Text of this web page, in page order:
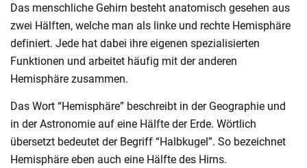
Das menschliche Gehirn besteht anatomisch gesehen aus
zwei Hälften, welche man als linke und rechte Hemisphäre
definiert. Jede hat dabei ihre eigenen spezialisierten
Funktionen und arbeitet häufig mit der anderen
Hemisphäre zusammen.
Das Wort “Hemisphäre” beschreibt in der Geographie und
in der Astronomie auf eine Hälfte der Erde. Wörtlich
übersetzt bedeutet der Begriff “Halbkugel”. So bezeichnet
Hemisphäre eben auch eine Hälfte des Hirns.